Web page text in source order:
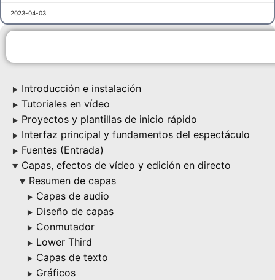
▶ Introducción e instalación
▶ Tutoriales en vídeo
▶ Proyectos y plantillas de inicio rápido
▶ Interfaz principal y fundamentos del espectáculo
▶ Fuentes (Entrada)
▶ Capas, efectos de vídeo y edición en directo
▶ Resumen de capas
▶ Capas de audio
▶ Diseño de capas
▶ Conmutador
▶ Lower Third
▶ Capas de texto
▶ Gráficos
2023-04-03